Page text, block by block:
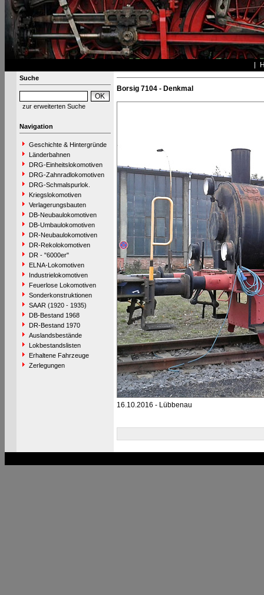
Suche
zur erweiterten Suche
Navigation
Geschichte & Hintergründe
Länderbahnen
DRG-Einheitslokomotiven
DRG-Zahnradlokomotiven
DRG-Schmalspurlok.
Kriegslokomotiven
Verlagerungsbauten
DB-Neubaulokomotiven
DB-Umbaulokomotiven
DR-Neubaulokomotiven
DR-Rekolokomotiven
DR - "6000er"
ELNA-Lokomotiven
Industrielokomotiven
Feuerlose Lokomotiven
Sonderkonstruktionen
SAAR (1920 - 1935)
DB-Bestand 1968
DR-Bestand 1970
Auslandsbestände
Lokbestandslisten
Erhaltene Fahrzeuge
Zerlegungen
Borsig 7104 - Denkmal
16.10.2016 - Lübbenau